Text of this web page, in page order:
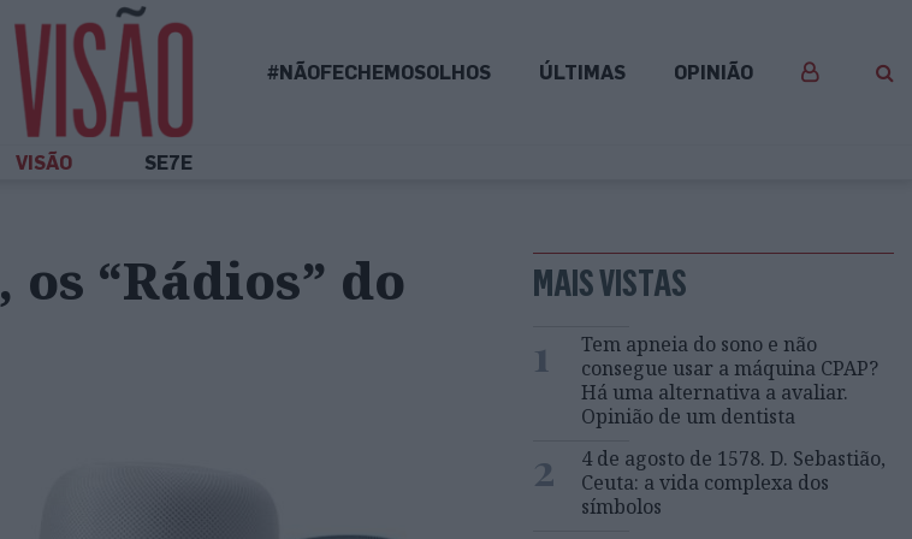
#NÃOFECHEMOSOLHOS ÚLTIMAS OPINIÃO
VISÃO SE7E
“Rádios” do
MAIS VISTAS
1
Tem apneia do sono e não
consegue usar a máquina CPAP?
Há uma alternativa a avaliar.
Opinião de um dentista
2
4 de agosto de 1578. D. Sebastião,
Ceuta: a vida complexa dos
símbolos